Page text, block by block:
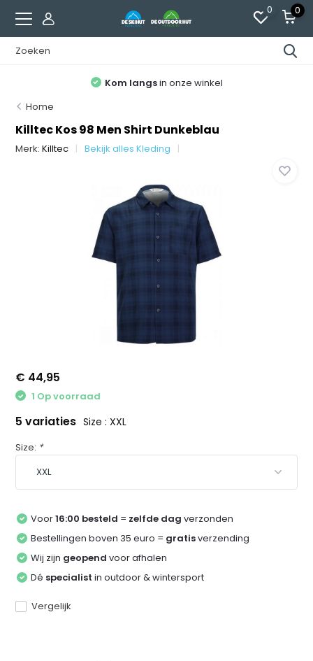
0 0
Kom langsin onze winkel
Home
Killtec Kos 98 Men Shirt Dunkeblau
Merk:Killtec Bekijk alles Kleding
€ 44,95
1 Op voorraad
5 variaties Size : XXL
Size: *
Voor16:00 besteld = zelfde dag verzonden
Bestellingen boven 35 euro = gratisverzending
Wij zijn geopend voor afhalen
Dé specialist in outdoor & wintersport
Vergelijk